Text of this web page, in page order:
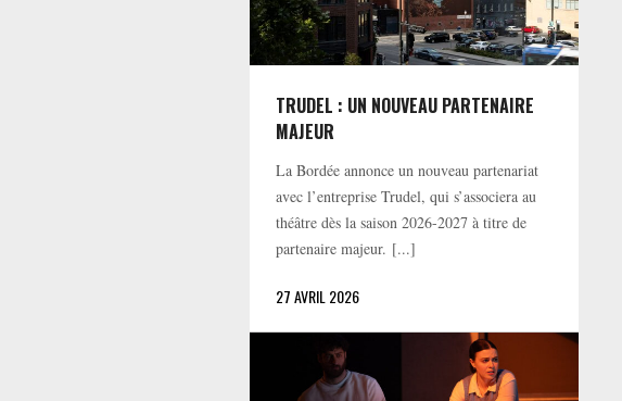
TRUDEL : UN NOUVEAU PARTENAIRE
MAJEUR
La Bordée annonce un nouveau partenariat
avec l’entreprise Trudel, qui s’associera au
théâtre dès la saison 2026-2027 à titre de
partenaire majeur. [...]
27 AVRIL 2026